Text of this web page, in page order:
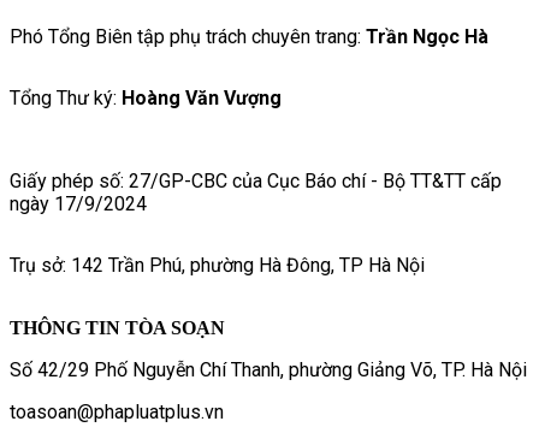
Phó Tổng Biên tập phụ trách chuyên trang: Trần Ngọc Hà
Tổng Thư ký: Hoàng Văn Vượng
Giấy phép số: 27/GP-CBC của Cục Báo chí - Bộ TT&TT cấp
ngày 17/9/2024
Trụ sở: 142 Trần Phú, phường Hà Đông, TP Hà Nội
THÔNG TIN TÒA SOẠN
Số 42/29 Phố Nguyễn Chí Thanh, phường Giảng Võ, TP. Hà Nội
toasoan@phapluatplus.vn